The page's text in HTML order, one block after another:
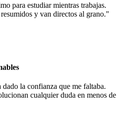
para estudiar mientras trabajas.
y van directos al grano."
la confianza que me faltaba.
cualquier duda en menos de